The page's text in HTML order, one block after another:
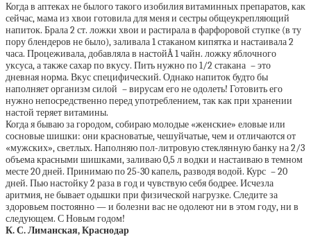
Когда в аптеках не былого такого изобилия витаминных препаратов, как
сейчас, мама из хвои готовила для меня и сестры общеукрепляющий
напиток. Брала 2 ст. ложки хвои и растирала в фарфоровой ступке (в ту
пору блендеров не было), заливала 1 стаканом кипятка и настаивала 2
часа. Процеживала, добавляла в настойÂ 1 чайн. ложку яблочного
уксуса, а также сахар по вкусу. Пить нужно по 1/2 стакана – это
дневная норма. Вкус специфический. Однако напиток будто бы
наполняет организм силой – вирусам его не одолеть! Готовить его
нужно непосредственно перед употреблением, так как при хранении
настой теряет витамины.
Когда я бываю за городом, собираю молодые «женские» еловые или
сосновые шишки: они красноватые, чешуйчатые, чем и отличаются от
«мужских», светлых. Наполняю пол-литровую стеклянную банку на 2/3
объема красными шишками, заливаю 0,5 л водки и настаиваю в темном
месте 20 дней. Принимаю по 25-30 капель, разводя водой. Курс – 20
дней. Пью настойку 2 раза в год и чувствую себя бодрее. Исчезла
аритмия, не бывает одышки при физической нагрузке. Следите за
здоровь­ем постоянно — и болезни вас не одолеют ни в этом году, ни в
следующем. С Новым годом!
К. С. Лиманская, Краснодар